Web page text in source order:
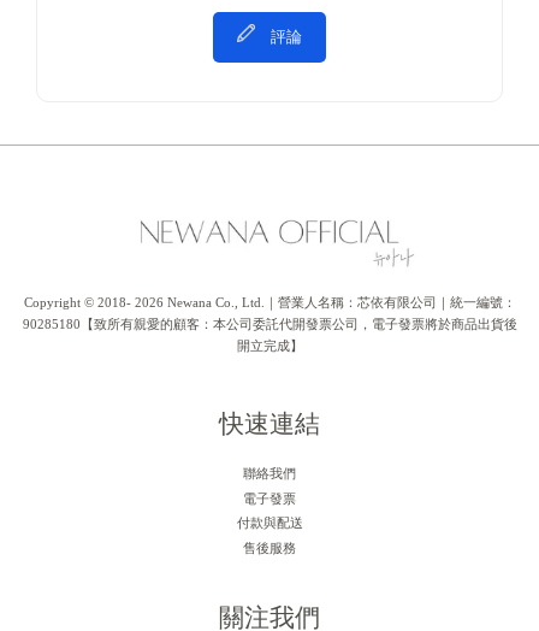
評論
Copyright © 2018- 2026 Newana Co., Ltd.｜營業人名稱：芯依有限公司｜統一編號：
90285180【致所有親愛的顧客：本公司委託代開發票公司，電子發票將於商品出貨後
開立完成】
快速連結
聯絡我們
電子發票
付款與配送
售後服務
關注我們